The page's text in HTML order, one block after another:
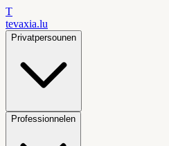
T
tevaxia.lu
Privatpersounen
Professionnelen